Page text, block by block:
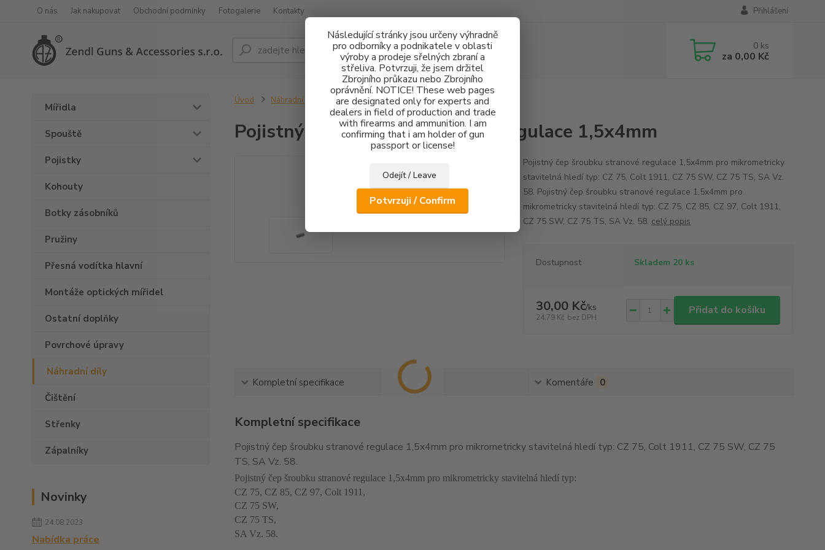
Následující stránky jsou určeny výhradně
pro odborníky a podnikatele v oblasti
výroby a prodeje sřelných zbraní a
střeliva. Potvrzuji, že jsem držitel
Zbrojního průkazu nebo Zbrojního
oprávnění. NOTICE! These web pages
are designated only for experts and
dealers in field of production and trade
with firearms and ammunition. I am
confirming that i am holder of gun
passport or license!
Odejít / Leave
Potvrzuji / Confirm
O nás Jak nakupovat Obchodní podmínky Fotogalerie Kontakty Přihlášení
Hledat 0 ks
za 0,00 Kč
Mířidla
Spouště
Pojistky
Kohouty
Botky zásobníků
Pružiny
Přesná vodítka hlavní
Montáže optických mířidel
Ostatní doplňky
Povrchové úpravy
Náhradní díly
Čištění
Střenky
Zápalníky
Novinky
24.08.2023
Nabídka práce
Úvod Náhradní díly Pojistný čep šroubku stranové regulace 1,5x4mm
Pojistný čep šroubku stranové regulace 1,5x4mm
Pojistný čep šroubku stranové regulace 1,5x4mm pro mikrometricky
stavitelná hledí typ: CZ 75, Colt 1911, CZ 75 SW, CZ 75 TS, SA Vz.
58. Pojistný čep šroubku stranové regulace 1,5x4mm pro
mikrometricky stavitelná hledí typ: CZ 75, CZ 85, CZ 97, Colt 1911,
CZ 75 SW, CZ 75 TS, SA Vz. 58. celý popis
Dostupnost Skladem 20 ks
30,00 Kč/ks
24,79 Kč bez DPH
Přidat do košíku
Kompletní specifikace Komentáře 0
Kompletní specifikace
Pojistný čep šroubku stranové regulace 1,5x4mm pro mikrometricky stavitelná hledí typ: CZ 75, Colt 1911, CZ 75 SW, CZ 75
TS, SA Vz. 58.
Pojistný čep šroubku stranové regulace 1,5x4mm pro mikrometricky stavitelná hledí typ:
CZ 75, CZ 85, CZ 97, Colt 1911,
CZ 75 SW,
CZ 75 TS,
SA Vz. 58.